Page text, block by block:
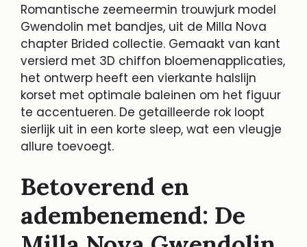
Romantische zeemeermin trouwjurk model
Gwendolin met bandjes, uit de Milla Nova
chapter Brided collectie. Gemaakt van kant
versierd met 3D chiffon bloemenapplicaties,
het ontwerp heeft een vierkante halslijn
korset met optimale baleinen om het figuur
te accentueren. De getailleerde rok loopt
sierlijk uit in een korte sleep, wat een vleugje
allure toevoegt.
Betoverend en
adembenemend: De